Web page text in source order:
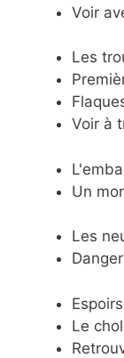
Voir
Les
Voir à
Un
Les
Le